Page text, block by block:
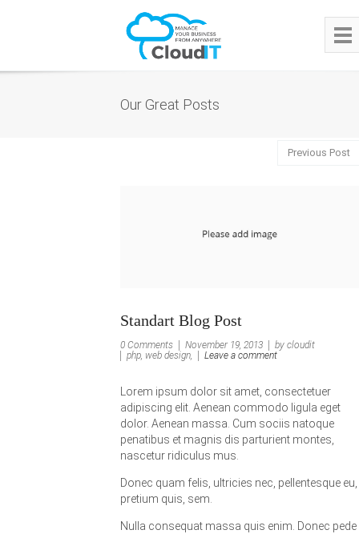
Our Great Posts
Previous Post
Standart Blog Post
0 Comments November 19, 2013
by cloudit
php, web design,
Leave a comment
Lorem ipsum dolor sit amet, consectetuer
adipiscing elit. Aenean commodo ligula eget
dolor. Aenean massa. Cum sociis natoque
penatibus et magnis dis parturient montes,
nascetur ridiculus mus.
Donec quam felis, ultricies nec, pellentesque eu,
pretium quis, sem.
Nulla consequat massa quis enim. Donec pede